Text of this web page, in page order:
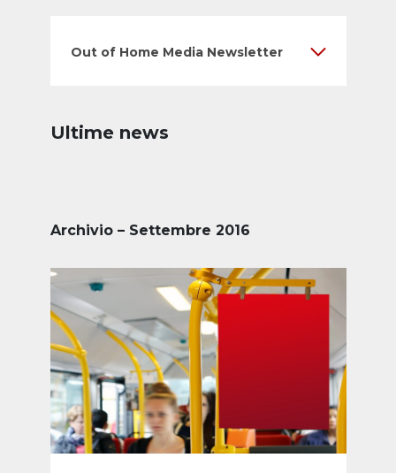
Out of Home Media Newsletter
Ultime news
Archivio – Settembre 2016